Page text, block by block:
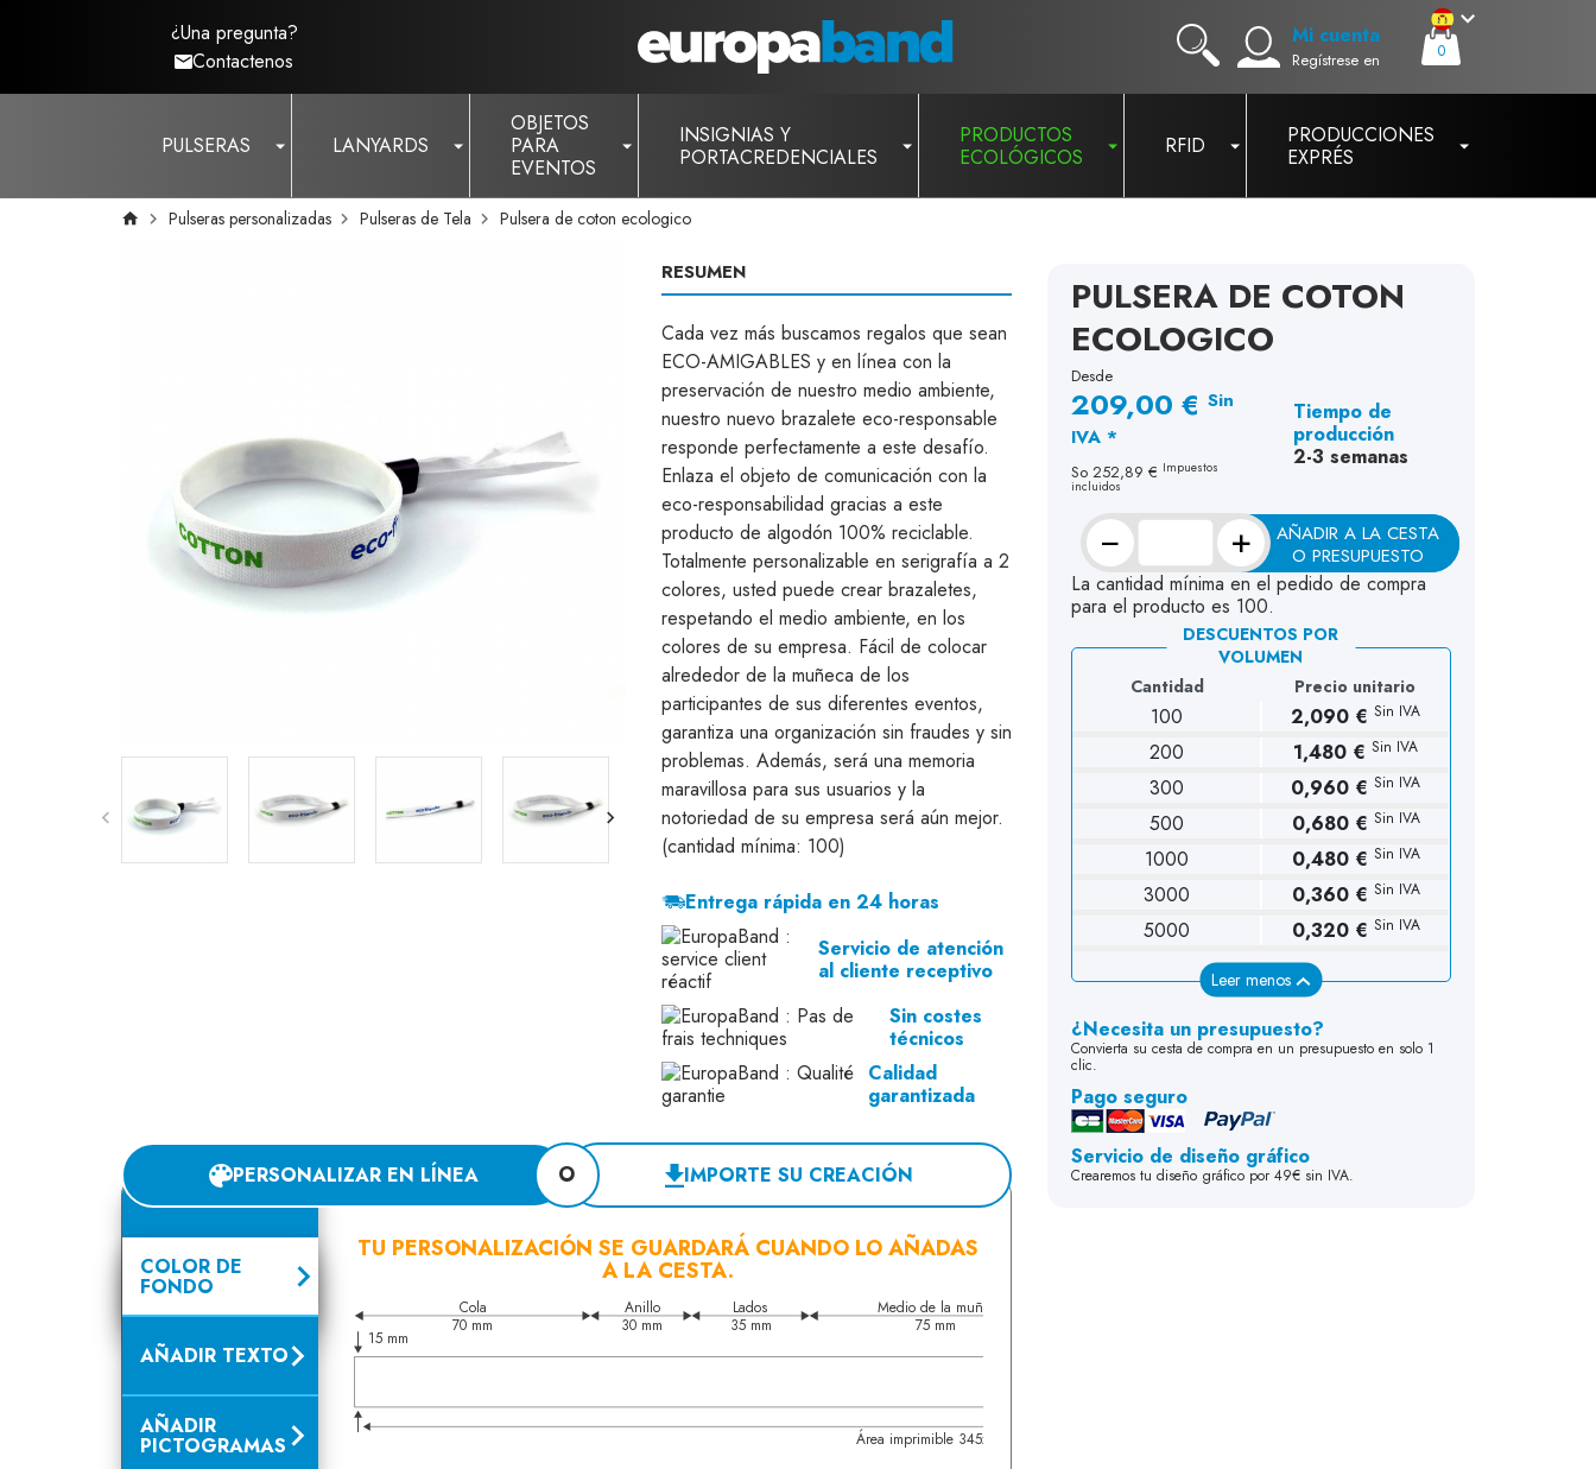
¿Una pregunta?
Contactenos
Mi cuenta
Regístrese en 0
PULSERAS LANYARDS
OBJETOS
PARA
EVENTOS
INSIGNIAS Y
PORTACREDENCIALES
PRODUCTOS
ECOLÓGICOS
RFID
PRODUCCIONES
EXPRÉS
Pulseras personalizadas Pulseras de Tela Pulsera de coton ecologico
RESUMEN
Cada vez más buscamos regalos que sean
ECO-AMIGABLES y en línea con la
preservación de nuestro medio ambiente,
nuestro nuevo brazalete eco-responsable
responde perfectamente a este desafío.
Enlaza el objeto de comunicación con la
eco-responsabilidad gracias a este
producto de algodón 100% reciclable.
Totalmente personalizable en serigrafía a 2
colores, usted puede crear brazaletes,
respetando el medio ambiente, en los
colores de su empresa. Fácil de colocar
alrededor de la muñeca de los
participantes de sus diferentes eventos,
garantiza una organización sin fraudes y sin
problemas. Además, será una memoria
maravillosa para sus usuarios y la
notoriedad de su empresa será aún mejor.
(cantidad mínima: 100)
Entrega rápida en 24 horas
Servicio de atención
al cliente receptivo
Sin costes
técnicos
Calidad
garantizada
PERSONALIZAR EN LÍNEA O IMPORTE SU CREACIÓN
COLOR DE
FONDO
AÑADIR TEXTO
AÑADIR
PICTOGRAMAS
TU PERSONALIZACIÓN SE GUARDARÁ CUANDO LO AÑADAS
A LA CESTA.
70 mm 30 mm 35 mm 75 mm
15 mm
Medio de la muñeca
Área imprimible 345x15mm
Anillo
Cola Lados
PULSERA DE COTON
ECOLOGICO
Desde
209,00 € Sin
IVA *
So 252,89 € Impuestos
incluidos
Tiempo de
producción
2-3 semanas
− +
AÑADIR A LA CESTA
O PRESUPUESTO
La cantidad mínima en el pedido de compra
para el producto es 100.
DESCUENTOS POR
VOLUMEN
Cantidad
Precio unitario
100 2,090 € Sin IVA
200 1,480 € Sin IVA
300 0,960 € Sin IVA
500 0,680 € Sin IVA
1000 0,480 € Sin IVA
3000 0,360 € Sin IVA
5000 0,320 € Sin IVA
Leer menos
¿Necesita un presupuesto?
Convierta su cesta de compra en un presupuesto en solo 1
clic.
Pago seguro
Servicio de diseño gráfico
Crearemos tu diseño gráfico por 49€ sin IVA.